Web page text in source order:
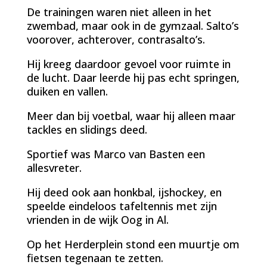
De trainingen waren niet alleen in het
zwembad, maar ook in de gymzaal. Salto’s
voorover, achterover, contrasalto’s.
Hij kreeg daardoor gevoel voor ruimte in
de lucht. Daar leerde hij pas echt springen,
duiken en vallen.
Meer dan bij voetbal, waar hij alleen maar
tackles en slidings deed.
Sportief was Marco van Basten een
allesvreter.
Hij deed ook aan honkbal, ijshockey, en
speelde eindeloos tafeltennis met zijn
vrienden in de wijk Oog in Al.
Op het Herderplein stond een muurtje om
fietsen tegenaan te zetten.